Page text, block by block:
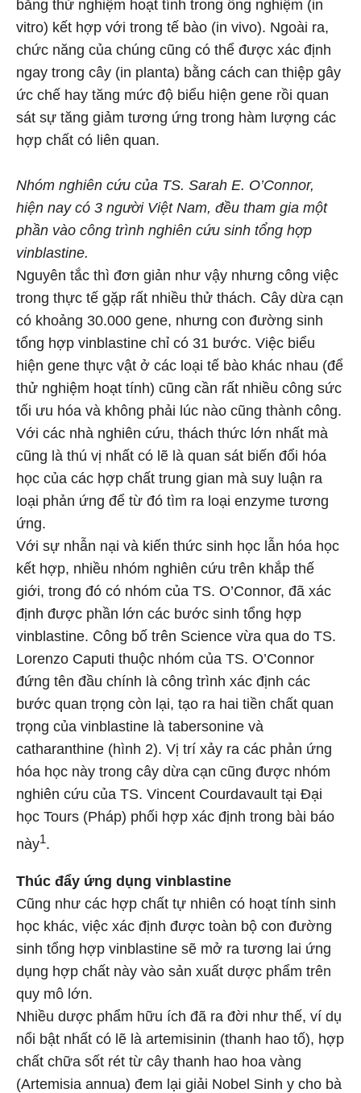
bằng thử nghiệm hoạt tính trong ống nghiệm (in
vitro) kết hợp với trong tế bào (in vivo). Ngoài ra,
chức năng của chúng cũng có thể được xác định
ngay trong cây (in planta) bằng cách can thiệp gây
ức chế hay tăng mức độ biểu hiện gene rồi quan
sát sự tăng giảm tương ứng trong hàm lượng các
hợp chất có liên quan.
Nhóm nghiên cứu của TS. Sarah E. O’Connor,
hiện nay có 3 người Việt Nam, đều tham gia một
phần vào công trình nghiên cứu sinh tổng hợp
vinblastine.
Nguyên tắc thì đơn giản như vậy nhưng công việc
trong thực tế gặp rất nhiều thử thách. Cây dừa cạn
có khoảng 30.000 gene, nhưng con đường sinh
tổng hợp vinblastine chỉ có 31 bước. Việc biểu
hiện gene thực vật ở các loại tế bào khác nhau (để
thử nghiệm hoạt tính) cũng cần rất nhiều công sức
tối ưu hóa và không phải lúc nào cũng thành công.
Với các nhà nghiên cứu, thách thức lớn nhất mà
cũng là thú vị nhất có lẽ là quan sát biến đổi hóa
học của các hợp chất trung gian mà suy luận ra
loại phản ứng để từ đó tìm ra loại enzyme tương
ứng.
Với sự nhẫn nại và kiến thức sinh học lẫn hóa học
kết hợp, nhiều nhóm nghiên cứu trên khắp thế
giới, trong đó có nhóm của TS. O’Connor, đã xác
định được phần lớn các bước sinh tổng hợp
vinblastine. Công bố trên Science vừa qua do TS.
Lorenzo Caputi thuộc nhóm của TS. O’Connor
đứng tên đầu chính là công trình xác định các
bước quan trọng còn lại, tạo ra hai tiền chất quan
trọng của vinblastine là tabersonine và
catharanthine (hình 2). Vị trí xảy ra các phản ứng
hóa học này trong cây dừa cạn cũng được nhóm
nghiên cứu của TS. Vincent Courdavault tại Đại
học Tours (Pháp) phối hợp xác định trong bài báo
này1.
Thúc đẩy ứng dụng vinblastine
Cũng như các hợp chất tự nhiên có hoạt tính sinh
học khác, việc xác định được toàn bộ con đường
sinh tổng hợp vinblastine sẽ mở ra tương lai ứng
dụng hợp chất này vào sản xuất dược phẩm trên
quy mô lớn.
Nhiều dược phẩm hữu ích đã ra đời như thế, ví dụ
nổi bật nhất có lẽ là artemisinin (thanh hao tố), hợp
chất chữa sốt rét từ cây thanh hao hoa vàng
(Artemisia annua) đem lại giải Nobel Sinh y cho bà